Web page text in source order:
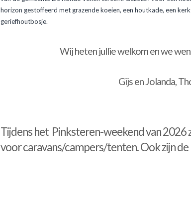
horizon gestoffeerd met grazende koeien, een houtkade, een
geriefhoutbosje.
Wij heten jullie welkom en we
Gijs en Jolanda, Thomas,
Tijdens het Pinksteren-weekend van 2026
voor caravans/campers/tenten. Ook zijn